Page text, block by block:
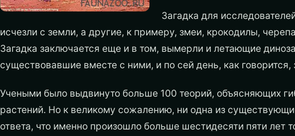
Загадка для
исчезли с земли, а другие, к примеру, змеи, крокодилы,
Загадка заключается еще и в том, вымерли и летающие
существовавшие вместе с ними, и по сей день, как говорится,
Учеными было выдвинуто больше 100 теорий, объясняющих
растений. Но к великому сожалению, ни одна из
ответа, что именно произошло больше шестидесяти пяти лет